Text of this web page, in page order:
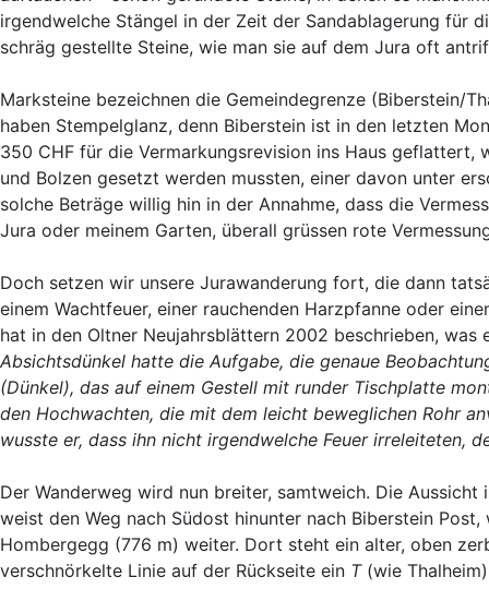
irgendwelche Stängel in der Zeit der Sandablagerung für
schräg gestellte Steine, wie man sie auf dem Jura oft
Marksteine bezeichnen die Gemeindegrenze (Biberstein/
haben Stempelglanz, denn Biberstein ist in den letzten
350 CHF für die Vermarkungsrevision ins Haus
und Bolzen gesetzt werden mussten, einer davon unter
solche Beträge willig hin in der Annahme, dass die
Jura oder meinem Garten, überall grüssen rote
Doch setzen wir unsere Jurawanderung fort, die dann
einem Wachtfeuer, einer rauchenden Harzpfanne oder
hat in den Oltner Neujahrsblättern 2002 beschrieben,
Absichtsdünkel hatte die Aufgabe, die genaue
(Dünkel), das auf einem Gestell mit runder Tischplatte
den Hochwachten, die mit dem leicht beweglichen Rohr
wusste er, dass ihn nicht irgendwelche Feuer irreleiteten,
Der Wanderweg wird nun breiter, samtweich. Die
weist den Weg nach Südost hinunter nach Biberstein
Hombergegg (776 m) weiter. Dort steht ein alter, oben
verschnörkelte Linie auf der Rückseite ein T(wie